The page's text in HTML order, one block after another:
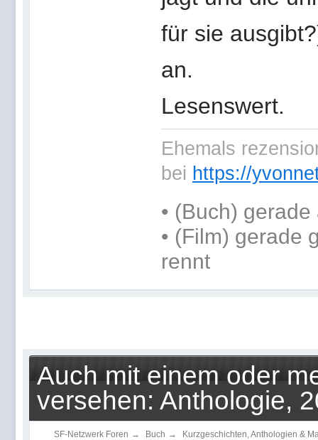
für sie
an.
Lesenswert.
Ehemals
bei https://
• (Buch) gerade
• (Film) gerade
rennt
Auch mit einem oder
versehen: Anthologie,
SF-Netzwerk Foren → Buch → Kurzgeschichten, Anthologien &